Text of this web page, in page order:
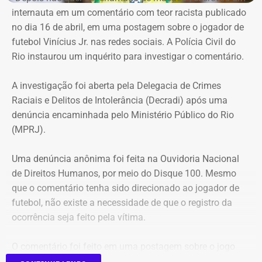
vinham sendo praticados pelos servidores designados
desde o mês passado. O fundo justifica a retroatividade
na necessidade de preservar a continuidade do serviço
público, a eficiência e a segurança jurídica de suas
operações.
Prazos rigorosos para certificação
obrigatória
cronograma rígido aos nomeados que ainda não
possuem a certificação profissional exigida por lei:
Inscrição no exame: Prova de inscrição em até 90 dias a
partir da contratação da empresa certificadora;
internauta em um comentário com teor racista publicado
no dia 16 de abril, em uma postagem sobre o jogador de
futebol Vinícius Jr. nas redes sociais. A Polícia Civil do
Rio instaurou um inquérito para investigar o comentário.
A investigação foi aberta pela Delegacia de Crimes
Raciais e Delitos de Intolerância (Decradi) após uma
denúncia encaminhada pelo Ministério Público do Rio
(MPRJ).
Uma denúncia anônima foi feita na Ouvidoria Nacional
de Direitos Humanos, por meio do Disque 100. Mesmo
que o comentário tenha sido direcionado ao jogador de
futebol, não existe a necessidade de que o registro da
ocorrência seja feito pela vítima.